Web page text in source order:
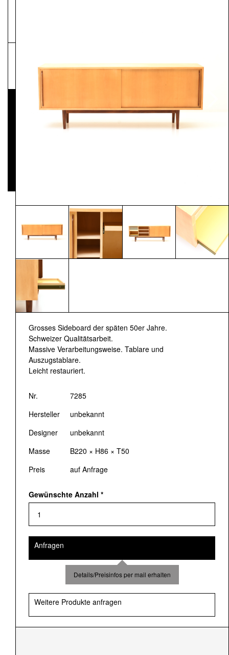
Grosses Sideboard der späten 50er Jahre.
Schweizer Qualitätsarbeit.
Massive Verarbeitungsweise. Tablare und
Auszugstablare.
Leicht restauriert.
Nr.
7285
Hersteller
unbekannt
Designer
unbekannt
Masse
B220 × H86 × T50
Preis
auf Anfrage
Gewünschte Anzahl *
Anfragen
Details/Preisinfos per mail erhalten
Weitere Produkte anfragen
Pressematerial